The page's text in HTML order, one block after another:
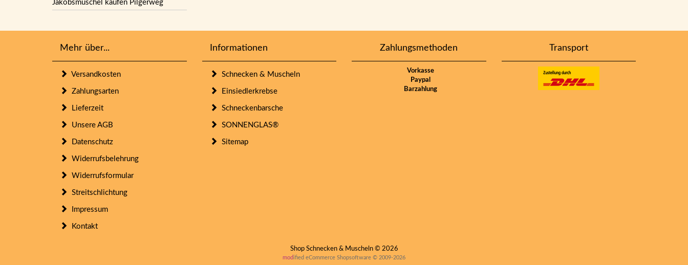
Jakobsmuschel kaufen Pilgerweg
Mehr über...
Versandkosten
Zahlungsarten
Lieferzeit
Unsere AGB
Datenschutz
Widerrufsbelehrung
Widerrufsformular
Streitschlichtung
Impressum
Kontakt
Informationen
Schnecken & Muscheln
Einsiedlerkrebse
Schneckenbarsche
SONNENGLAS®
Sitemap
Zahlungsmethoden
Vorkasse
Paypal
Barzahlung
Transport
Shop Schnecken & Muscheln © 2026
modified eCommerce Shopsoftware © 2009-2026